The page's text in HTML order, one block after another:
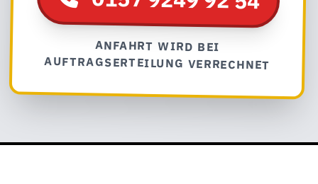
ANFAHRT WIRD BEI
AUFTRAGSERTEILUNG VERRECHNET